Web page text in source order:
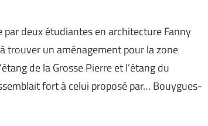
deux étudiantes en architecture Fanny
trouver un aménagement pour la zone
de la Grosse Pierre et l’étang du
fort à celui proposé par… Bouygues-